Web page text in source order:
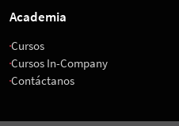
Academia
Cursos
Cursos In-Company
Contáctanos